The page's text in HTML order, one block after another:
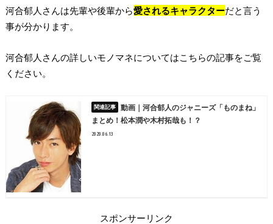
河合郁人さんは先輩や後輩から愛されるキャラクターだと言う
事が分かります。
河合郁人さんの詳しいモノマネについてはこちらの記事をご覧
ください。
動画｜河合郁人のジャニーズ「ものまね」
まとめ！松本潤や木村拓哉も！？
2020.06.13
スポンサーリンク